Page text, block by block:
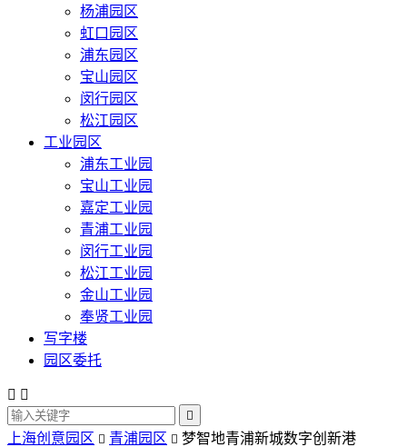
杨浦园区
虹口园区
浦东园区
宝山园区
闵行园区
松江园区
工业园区
浦东工业园
宝山工业园
嘉定工业园
青浦工业园
闵行工业园
松江工业园
金山工业园
奉贤工业园
写字楼
园区委托
 

上海创意园区  青浦园区  梦智地青浦新城数字创新港